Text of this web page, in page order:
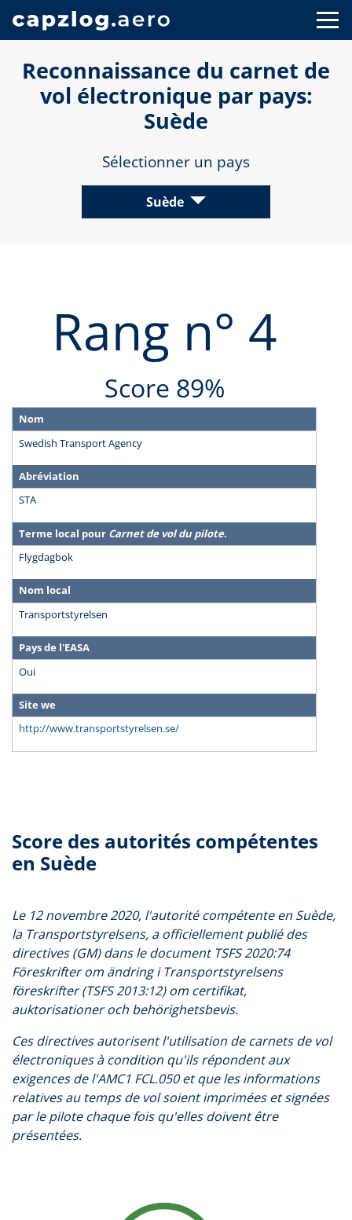
Reconnaissance du carnet de
vol électronique par pays:
Suède
Sélectionner un pays
Suède
Rang n° 4
Score 89%
Nom
Swedish Transport Agency
Abréviation
STA
Terme local pour Carnet de vol du pilote.
Flygdagbok
Nom local
Transportstyrelsen
Pays de l'EASA
Oui
Site we
http://www.transportstyrelsen.se/
Score des autorités compétentes
en Suède
Le 12 novembre 2020, l'autorité compétente en Suède,
la Transportstyrelsens, a officiellement publié des
directives (GM) dans le document TSFS 2020:74
Föreskrifter om ändring i Transportstyrelsens
föreskrifter (TSFS 2013:12) om certifikat,
auktorisationer och behörighetsbevis.
Ces directives autorisent l'utilisation de carnets de vol
électroniques à condition qu'ils répondent aux
exigences de l'AMC1 FCL.050 et que les informations
relatives au temps de vol soient imprimées et signées
par le pilote chaque fois qu'elles doivent être
présentées.